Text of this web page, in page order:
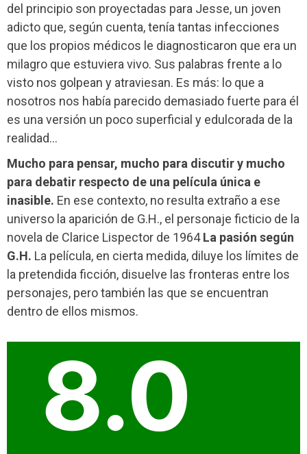
del principio son proyectadas para Jesse, un joven
adicto que, según cuenta, tenía tantas infecciones
que los propios médicos le diagnosticaron que era un
milagro que estuviera vivo. Sus palabras frente a lo
visto nos golpean y atraviesan. Es más: lo que a
nosotros nos había parecido demasiado fuerte para él
es una versión un poco superficial y edulcorada de la
realidad…
Mucho para pensar, mucho para discutir y mucho
para debatir respecto de una película única e
inasible. En ese contexto, no resulta extraño a ese
universo la aparición de G.H., el personaje ficticio de la
novela de Clarice Lispector de 1964La pasión según
G.H. La película, en cierta medida, diluye los límites de
la pretendida ficción, disuelve las fronteras entre los
personajes, pero también las que se encuentran
dentro de ellos mismos.
8.0